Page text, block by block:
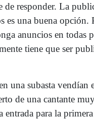
de responder. La
es una buena opción.
anuncios en todas
tiene que ser
una subasta vendían
de una cantante
entrada para la